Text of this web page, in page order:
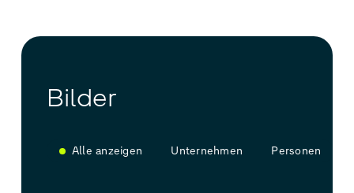
Bilder
Alle anzeigen Unternehmen Personen